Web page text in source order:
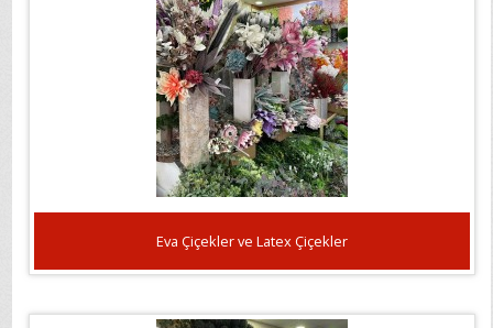
Eva Çiçekler ve Latex Çiçekler